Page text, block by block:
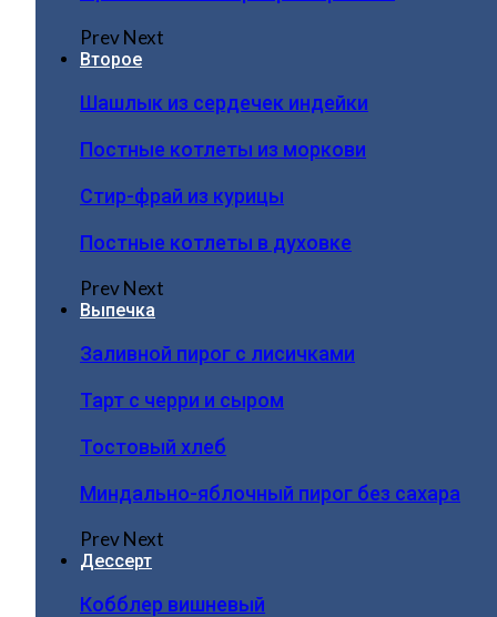
PrevNext
Второе
Шашлык из сердечек индейки
Постные котлеты из моркови
Стир-фрай из курицы
Постные котлеты в духовке
PrevNext
Выпечка
Заливной пирог с лисичками
Тарт с черри и сыром
Тостовый хлеб
Миндально-яблочный пирог без сахара
PrevNext
Дессерт
Кобблер вишневый